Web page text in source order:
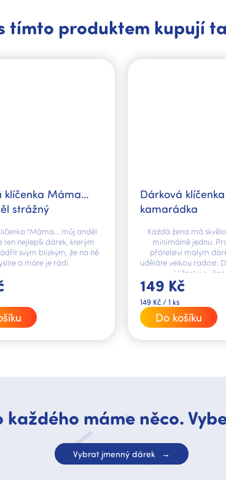
tímto produktem kupují
klíčenka Máma…
strážný
"Máma… můj anděl
ten nejlepší dárek, kterým
svým blízkým, že na ně
a máte je rádi.
Dárková
kamarádka
149 Kč
Měrná
cena:
149 Kč / 1 ks
Do košíku
Každá žena má
minimálně jednu.
přátelství malým
uděláte velkou radost.
klíčenku s
každého máme něco.
Vybrat jmenný dárek